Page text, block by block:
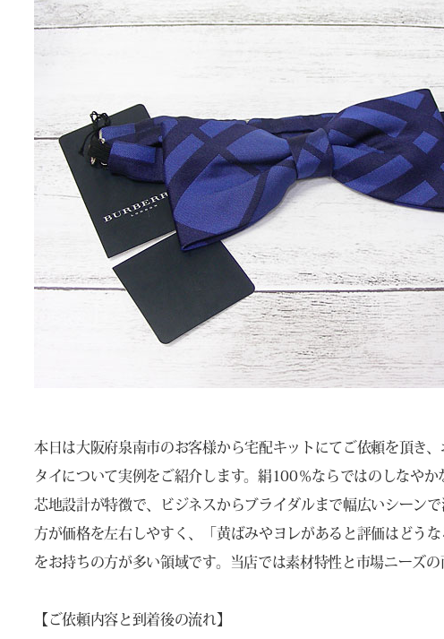
本日は大阪府泉南市のお客様から宅配キットにてご依頼を頂き、
タイについて実例をご紹介します。絹100％ならではのしなや
芯地設計が特徴で、ビジネスからブライダルまで幅広いシーン
方が価格を左右しやすく、「黄ばみやヨレがあると評価はどう
をお持ちの方が多い領域です。当店では素材特性と市場ニーズ
【ご依頼内容と到着後の流れ】